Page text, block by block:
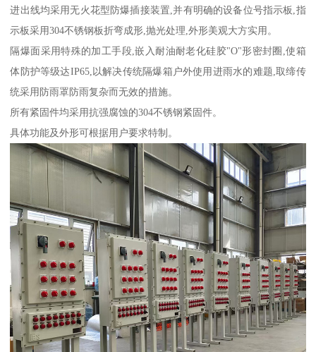
进出线均采用无火花型防爆插接装置,并有明确的设备位号指示板,指
示板采用304不锈钢板折弯成形,抛光处理,外形美观大方实用。
隔爆面采用特殊的加工手段,嵌入耐油耐老化硅胶"O"形密封圈,使箱
体防护等级达IP65,以解决传统隔爆箱户外使用进雨水的难题,取缔传
统采用防雨罩防雨复杂而无效的措施。
所有紧固件均采用抗强腐蚀的304不锈钢紧固件。
具体功能及外形可根据用户要求特制。